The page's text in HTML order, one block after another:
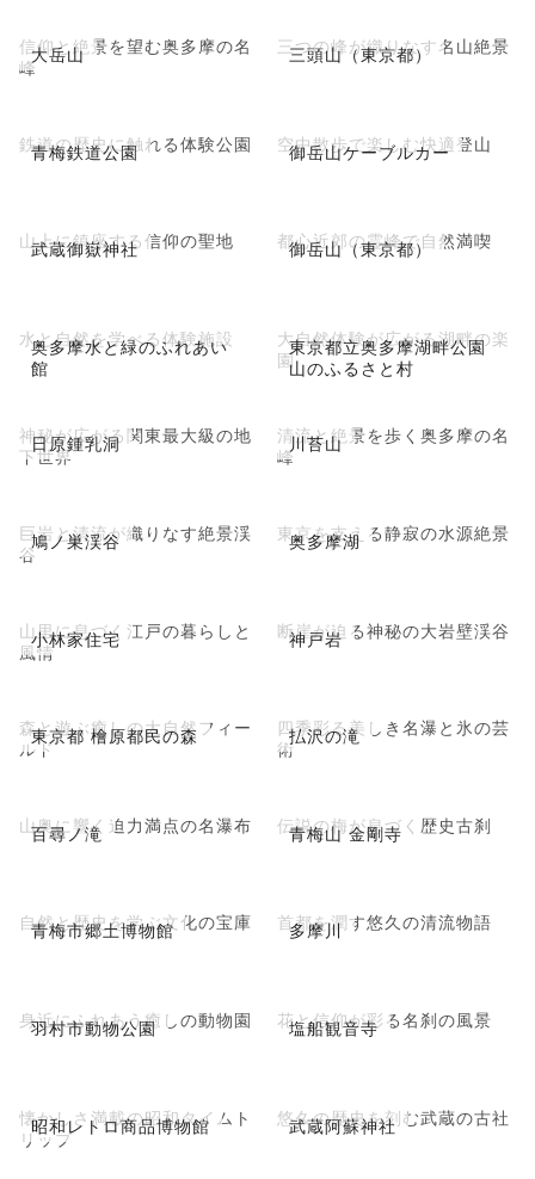
大岳山
信仰と絶景を望む奥多摩の名
峰
三頭山（東京都）
三つの峰が織りなす名山絶景
青梅鉄道公園
鉄道の歴史に触れる体験公園 御岳山ケーブルカー
空中散歩で楽しむ快適登山
武蔵御嶽神社
山上に鎮座する信仰の聖地 御岳山（東京都）
都心近郊の霊峰で自然満喫
奥多摩水と緑のふれあい
館
水と自然を学べる体験施設
東京都立奥多摩湖畔公園
山のふるさと村
大自然体験が広がる湖畔の楽
園
日原鍾乳洞
神秘が広がる関東最大級の地
下世界
川苔山
清流と絶景を歩く奥多摩の名
峰
鳩ノ巣渓谷
巨岩と清流が織りなす絶景渓
谷
奥多摩湖
東京を支える静寂の水源絶景
小林家住宅
山里に息づく江戸の暮らしと
風情
神戸岩
断崖が迫る神秘の大岩壁渓谷
東京都 檜原都民の森
森と遊ぶ癒しの大自然フィー
ルド
払沢の滝
四季彩る美しき名瀑と氷の芸
術
百尋ノ滝
山奥に響く迫力満点の名瀑布 青梅山 金剛寺
伝説の梅が息づく歴史古刹
青梅市郷土博物館
自然と歴史を学ぶ文化の宝庫 多摩川
首都を潤す悠久の清流物語
羽村市動物公園
身近にふれあう癒しの動物園 塩船観音寺
花と信仰が彩る名刹の風景
昭和レトロ商品博物館
懐かしさ満載の昭和タイムト
リップ
武蔵阿蘇神社
悠久の歴史を刻む武蔵の古社